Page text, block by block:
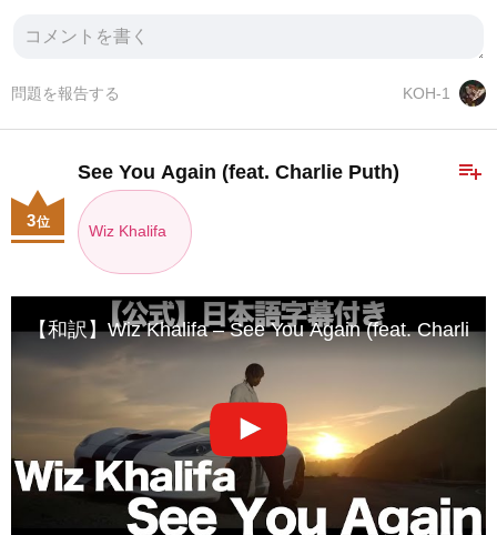
KOH-1
問題を報告する
playlist_add
See You Again (feat. Charlie Puth)
Wiz Khalifa
3位
【和訳】Wiz Khalifa – See You Again (feat. Charlie